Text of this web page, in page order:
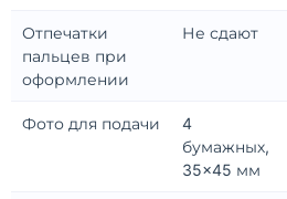
Отпечатки
пальцев при
оформлении
Не сдают
Фото для подачи
4
бумажных,
35×45 мм